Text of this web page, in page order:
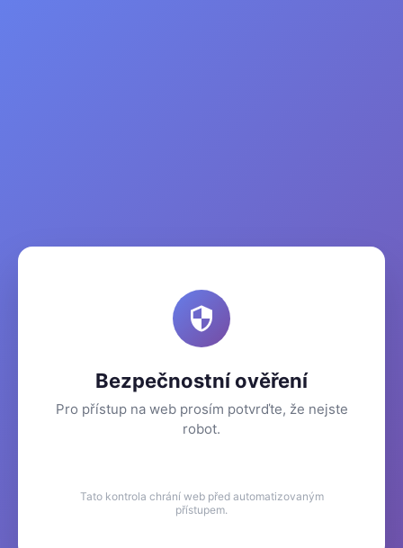
Bezpečnostní ověření
Pro přístup na web prosím potvrďte, že nejste
robot.
Tato kontrola chrání web před automatizovaným
přístupem.